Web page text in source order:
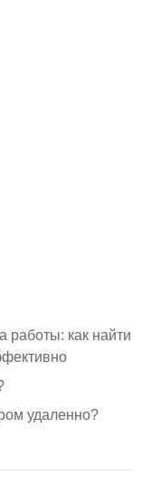
работы: как найти
удаленно?